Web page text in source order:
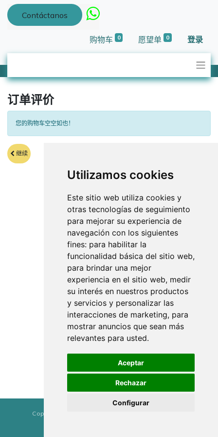
Utilizamos cookies
Este sitio web utiliza cookies y
otras tecnologías de seguimiento
para mejorar su experiencia de
navegación con los siguientes
fines: para habilitar la
funcionalidad básica del sitio web,
para brindar una mejor
experiencia en el sitio web, medir
su interés en nuestros productos
y servicios y personalizar las
interacciones de marketing, para
mostrar anuncios que sean más
relevantes para usted.
Aceptar
Rechazar
Configurar
Contáctanos
购物车 0 愿望单 0 登录
订单评价
您的购物车空空如也！
继续
Copyright © Sol luna y estrella,SL